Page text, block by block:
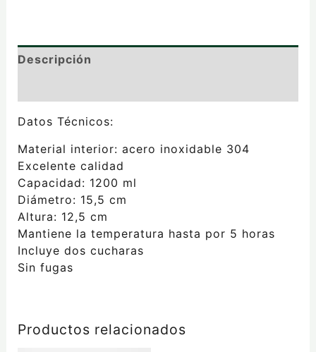
Descripción
Datos Técnicos:
Material interior: acero inoxidable 304
Excelente calidad
Capacidad: 1200 ml
Diámetro: 15,5 cm
Altura: 12,5 cm
Mantiene la temperatura hasta por 5 horas
Incluye dos cucharas
Sin fugas
Productos relacionados